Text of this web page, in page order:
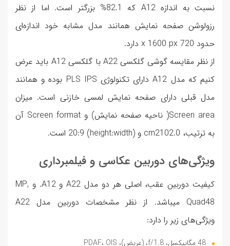
نسبت به اندازه A12 که 82.1% بزرگتر است. اما از نظر
رزولوشن صفحه نمایش همانند مدل مشابه خود اندازه‌ای
حدود x 1600 px 720 دارد.
از نظر مقایسه گوشی گلکسی A22 با گلکسی A12 باید عرض
کنیم که مدل A12 دارای تکنولوژی PLS IPS بوده و همانند
مدل قبلی دارای صفحه نمایش لمسی خازنی است. میزان
Screen area( ناحیه صفحه نمایش) و Screen format آن
به ترتیب، cm2102.0 و (height:width) 20:9 است.
ویژگی‌های دوربین عکاسی و فیلمبرداری
کیفیت دوربین عقب، اصلی هر دو مدل A22 و A12. و MP,
Quad48 میباشد. از نظر مشخصات دوربین مدل A22
ویژگی‌های زیر را دارد:
48 مگاپیکسل، f/1.8، (عریض)، PDAF، OIS